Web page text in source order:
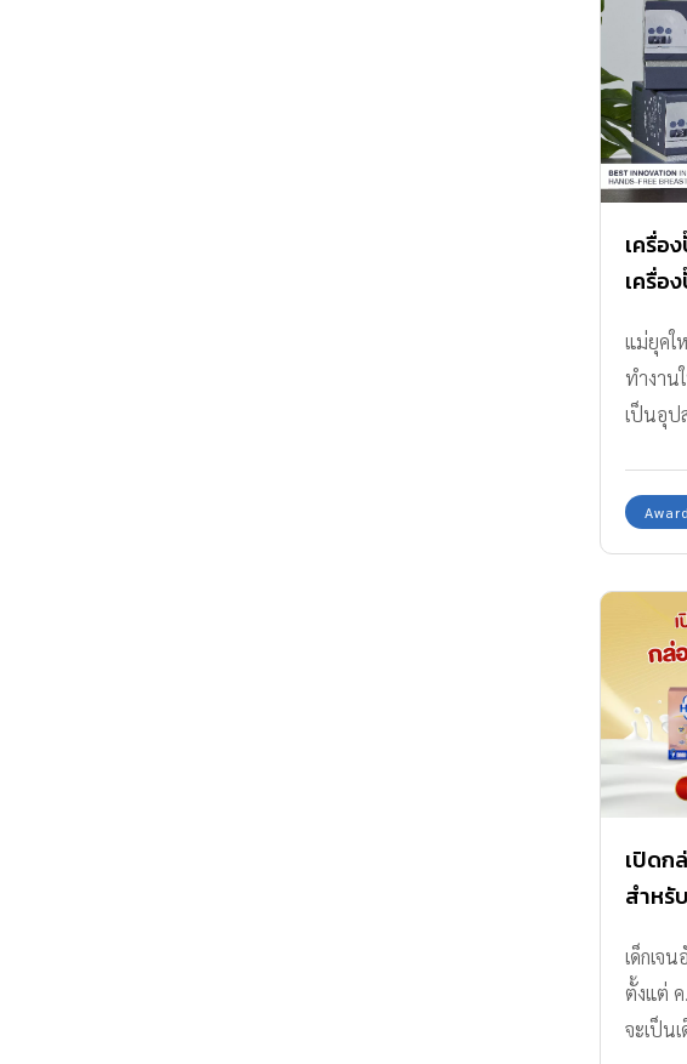
เครื่อ
เครื่อ
การ
สบาย
แม่ยุคใ
ทำงาน
เป็นอุป
ความยุ่
แม่แก่ลู
ที่สุดค
อยู่ 3
แสนสบ
ออกแบ
แม่สว
ว่างทำ
หน้าฟีด
พร้อมฟั
น้ำนม
เปิดก
สำห
เด็กเจ
ตั้งแต่
จะเป็น